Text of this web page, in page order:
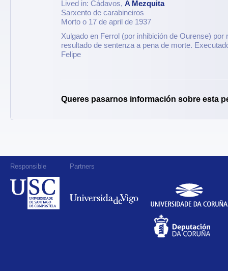
Lived in: Cádavos, A Mezquita
Sarxento de carabineiros
Morto o 17 de april de 1937
Xulgado en Ferrol (por inhibición de Ourense) por
resultado de sentenza a pena de morte.
Felipe
Queres pasarnos información sobre esta
Responsible Partners